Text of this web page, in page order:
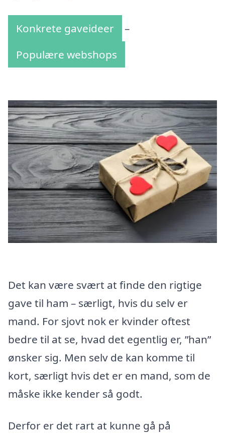
Konkrete gaveideer
–
Populære webshops
Det kan være svært at finde den rigtige
gave til ham – særligt, hvis du selv er
mand. For sjovt nok er kvinder oftest
bedre til at se, hvad det egentlig er, ”han”
ønsker sig. Men selv de kan komme til
kort, særligt hvis det er en mand, som de
måske ikke kender så godt.
Derfor er det rart at kunne gå på